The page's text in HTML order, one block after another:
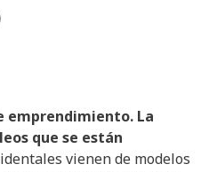
emprendimiento. La
que se están
vienen de modelos